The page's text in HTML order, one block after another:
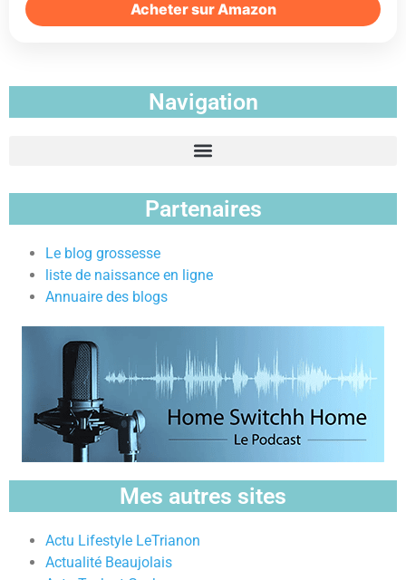
Acheter sur Amazon
Navigation
Partenaires
Le blog grossesse
liste de naissance en ligne
Annuaire des blogs
Mes autres sites
Actu Lifestyle LeTrianon
Actualité Beaujolais